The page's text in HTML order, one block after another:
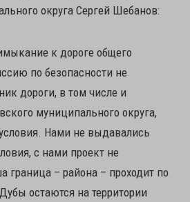
округа Сергей Шебанов:
к дороге общего
по безопасности не
дороги, в том числе и
муниципального округа,
Нами не выдавались
с нами проект не
граница – района – проходит по
остаются на территории